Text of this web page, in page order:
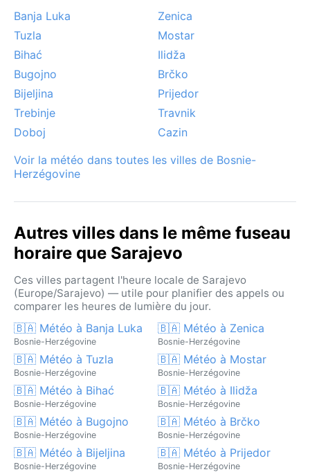
de neige abondantes créent une atmosphère féerique
mais paralysent parfois la circulation. Les vents
violents sont rares, et les ouragans ou moussons
totalement absents. L'hiver, avec son manteau blanc,
reste pourtant une saison prisée des skieurs des
pentes environnantes.
Banja Luka
Zenica
Tuzla
Mostar
Bihać
Ilidža
Bugojno
Brčko
Bijeljina
Prijedor
Trebinje
Travnik
Doboj
Cazin
Voir la météo dans toutes les villes de Bosnie-
Herzégovine
Autres villes dans le même fuseau
horaire que Sarajevo
Ces villes partagent l'heure locale de Sarajevo
(Europe/Sarajevo) — utile pour planifier des appels ou
comparer les heures de lumière du jour.
🇧🇦 Météo à Banja Luka
Bosnie-Herzégovine
🇧🇦 Météo à Zenica
Bosnie-Herzégovine
🇧🇦 Météo à Tuzla
Bosnie-Herzégovine
🇧🇦 Météo à Mostar
Bosnie-Herzégovine
🇧🇦 Météo à Bihać
Bosnie-Herzégovine
🇧🇦 Météo à Ilidža
Bosnie-Herzégovine
🇧🇦 Météo à Bugojno
Bosnie-Herzégovine
🇧🇦 Météo à Brčko
Bosnie-Herzégovine
🇧🇦 Météo à Bijeljina
Bosnie-Herzégovine
🇧🇦 Météo à Prijedor
Bosnie-Herzégovine